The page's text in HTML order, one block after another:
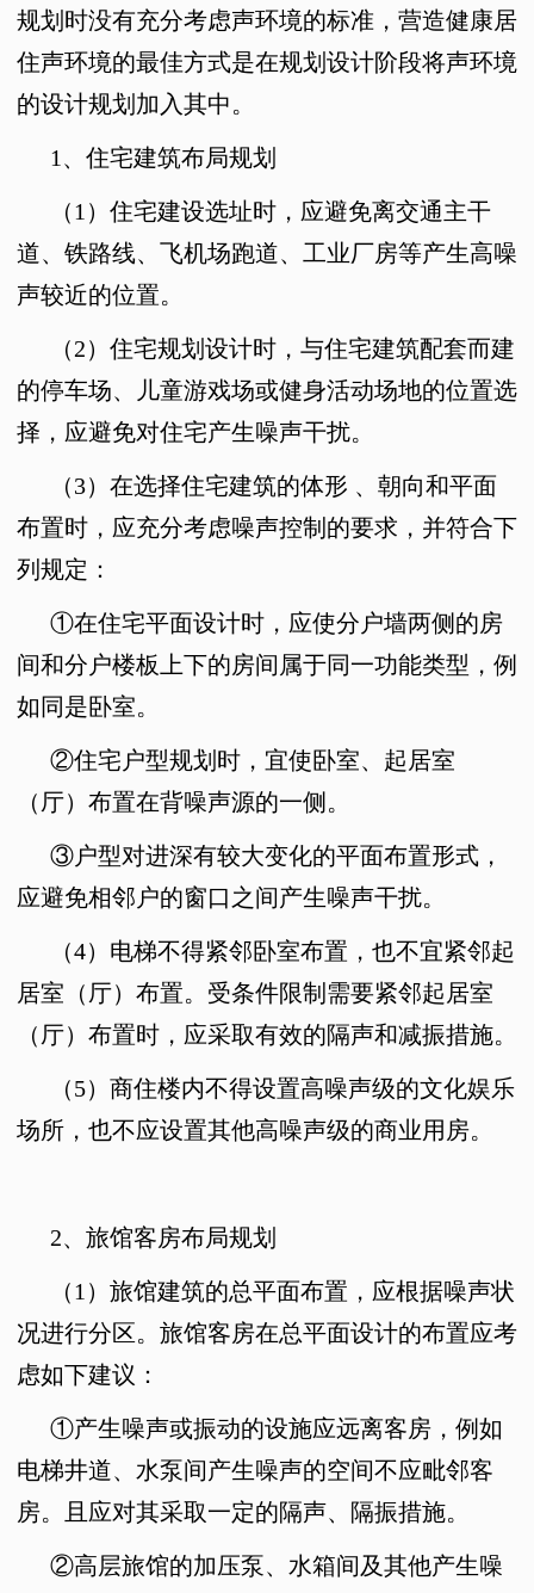
规划时没有充分考虑声环境的标准，营造健康居
住声环境的最佳方式是在规划设计阶段将声环境
的设计规划加入其中。
1 、住宅建筑布局规划
（1 ）住宅建设选址时，应避免离交通主干
道、铁路线、飞机场跑道、工业厂房等产生高噪
声较近的位置。
（2）住宅规划设计时，与住宅建筑配套而建
的停车场、儿童游戏场或健身活动场地的位置选
择，应避免对住宅产生噪声干扰。
（3）在选择住宅建筑的体形 、朝向和平面
布置时，应充分考虑噪声控制的要求，并符合下
列规定：
①在住宅平面设计时，应使分户墙两侧的房
间和分户楼板上下的房间属于同一功能类型，例
如同是卧室。
②住宅户型规划时， 宜使卧室、起居室
（厅）布置在背噪声源的一侧。
③户型对进深有较大变化的平面布置形式，
应避免相邻户的窗口之间产生噪声干扰。
（4） 电梯不得紧邻卧室布置，也不宜紧邻起
居室（厅）布置。受条件限制需要紧邻起居室
（厅）布置时，应采取有效的隔声和减振措施。
（5） 商住楼内不得设置高噪声级的文化娱乐
场所，也不应设置其他高噪声级的商业用房。
2、旅馆客房布局规划
（1 ）旅馆建筑的总平面布置，应根据噪声状
况进行分区。旅馆客房在总平面设计的布置应考
虑如下建议：
①产生噪声或振动的设施应远离客房，例如
电梯井道、水泵间产生噪声的空间不应毗邻客
房。且应对其采取一定的隔声、隔振措施。
②高层旅馆的加压泵、水箱间及其他产生噪